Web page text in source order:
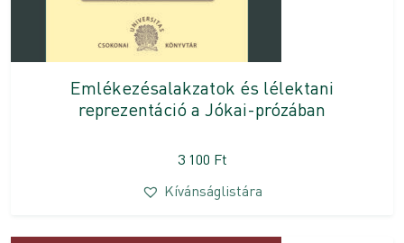
Emlékezésalakzatok és lélektani
reprezentáció a Jókai-prózában
3 100 Ft
Kívánságlistára